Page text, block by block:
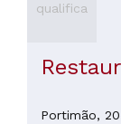
qualifica
Portimão,